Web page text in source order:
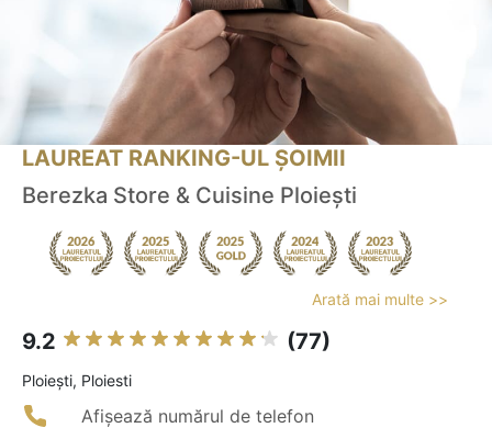
LAUREAT RANKING-UL ȘOIMII
Berezka Store & Cuisine Ploiești
Arată mai multe >>
9.2 (77)
Ploieşti, Ploiesti
Afișează numărul de telefon